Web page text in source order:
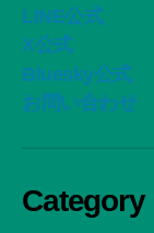
LINE公式
X公式
Bluesky公式
お問い合わせ
Category